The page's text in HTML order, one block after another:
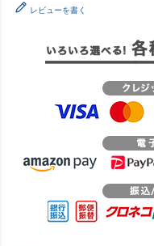
レビューを書く